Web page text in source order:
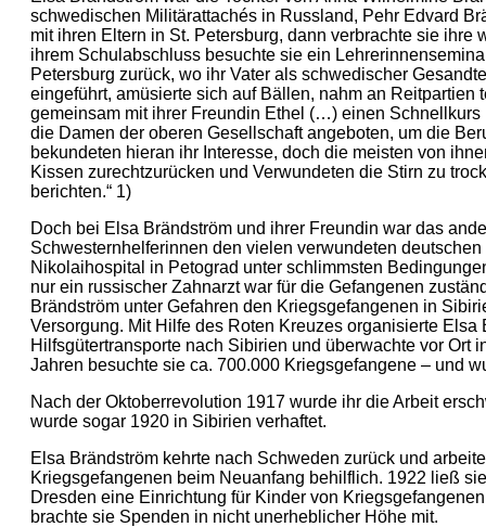
schwedischen Militärattachés in Russland, Pehr Edvard
mit ihren Eltern in St. Petersburg, dann verbrachte sie
ihrem Schulabschluss besuchte sie ein
Petersburg zurück, wo ihr Vater als schwedischer
eingeführt, amüsierte sich auf Bällen, nahm an Reitpartien
gemeinsam mit ihrer Freundin Ethel (…) einen
die Damen der oberen Gesellschaft angeboten, um die
bekundeten hieran ihr Interesse, doch die meisten von
Kissen zurechtzurücken und Verwundeten die Stirn zu
berichten.“ 1)
Doch bei Elsa Brändström und ihrer Freundin war das
Schwesternhelferinnen den vielen verwundeten
Nikolaihospital in Petograd unter schlimmsten
nur ein russischer Zahnarzt war für die Gefangenen
Brändström unter Gefahren den Kriegsgefangenen in
Versorgung. Mit Hilfe des Roten Kreuzes organisierte
Hilfsgütertransporte nach Sibirien und überwachte vor Ort
Jahren besuchte sie ca. 700.000 Kriegsgefangene – und
Nach der Oktoberrevolution 1917 wurde ihr die Arbeit
wurde sogar 1920 in Sibirien verhaftet.
Elsa Brändström kehrte nach Schweden zurück und
Kriegsgefangenen beim Neuanfang behilflich. 1922 ließ
Dresden eine Einrichtung für Kinder von
brachte sie Spenden in nicht unerheblicher Höhe mit.